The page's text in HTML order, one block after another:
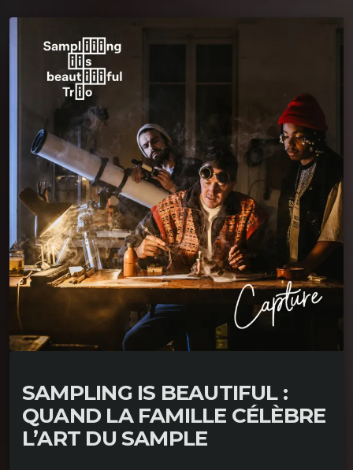
SAMPLING IS BEAUTIFUL :
QUAND LA FAMILLE CÉLÈBRE
L’ART DU SAMPLE